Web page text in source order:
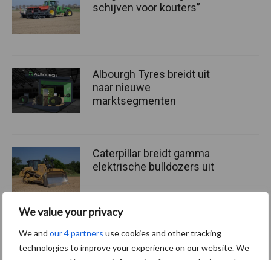
We value your privacy
We and our 4 partners use cookies and other tracking
technologies to improve your experience on our website. We
schijven voor kouters”
Albourgh Tyres breidt uit
naar nieuwe
marktsegmenten
Caterpillar breidt gamma
elektrische bulldozers uit
Meer loonwerk nieuws: